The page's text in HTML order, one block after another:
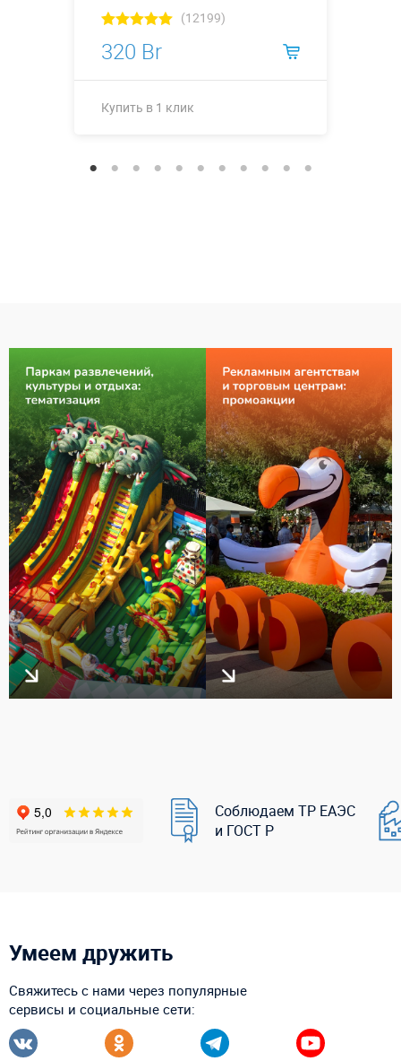
(12199)
320 Br
Купить в 1 клик
Соблюдаем ТР ЕАЭС
и ГОСТ Р
Умеем дружить
Свяжитесь с нами через популярные
сервисы и социальные сети: